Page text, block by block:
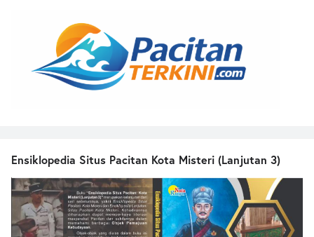
Ensiklopedia Situs Pacitan Kota Misteri (Lanjutan 3)